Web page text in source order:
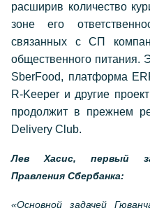
расширив количество
зоне его
связанных с СП
общественного питания.
SberFood, платформа
R-Keeper и другие
продолжит в прежнем
Delivery Club.
Лев Хасис, первый
Правления Сбербанка:
«Основной задачей